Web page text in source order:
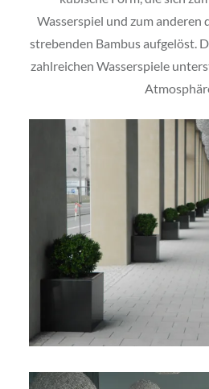
Wasserspiel und zum anderen
strebenden Bambus aufgelöst.
zahlreichen Wasserspiele